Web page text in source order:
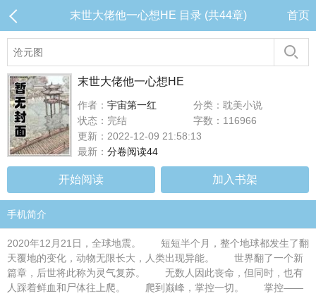
末世大佬他一心想HE 目录 (共44章) 首页
末世大佬他一心想HE
作者： 宇宙第一红
分类：耽美小说
状态：完结
字数：116966
更新：2022-12-09 21:58:13
最新： 分卷阅读44
开始阅读 加入书架
手机简介
2020年12月21日，全球地震。 短短半个月，整个地球都发生了翻
天覆地的变化，动物无限长大，人类出现异能。 世界翻了一个新
篇章，后世将此称为灵气复苏。 无数人因此丧命，但同时，也有
人踩着鲜血和尸体往上爬。 爬到巅峰，掌控一切。 掌控——